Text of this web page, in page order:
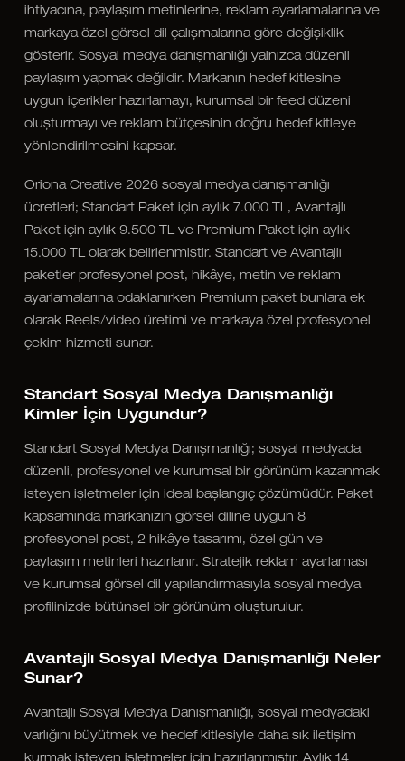
ihtiyacına, paylaşım metinlerine, reklam ayarlamalarına ve
markaya özel görsel dil çalışmalarına göre değişiklik
gösterir. Sosyal medya danışmanlığı yalnızca düzenli
paylaşım yapmak değildir. Markanın hedef kitlesine
uygun içerikler hazırlamayı, kurumsal bir feed düzeni
oluşturmayı ve reklam bütçesinin doğru hedef kitleye
yönlendirilmesini kapsar.
Oriona Creative 2026 sosyal medya danışmanlığı
ücretleri; Standart Paket için aylık 7.000 TL, Avantajlı
Paket için aylık 9.500 TL ve Premium Paket için aylık
15.000 TL olarak belirlenmiştir. Standart ve Avantajlı
paketler profesyonel post, hikâye, metin ve reklam
ayarlamalarına odaklanırken Premium paket bunlara ek
olarak Reels/video üretimi ve markaya özel profesyonel
çekim hizmeti sunar.
Standart Sosyal Medya Danışmanlığı
Kimler İçin Uygundur?
Standart Sosyal Medya Danışmanlığı; sosyal medyada
düzenli, profesyonel ve kurumsal bir görünüm kazanmak
isteyen işletmeler için ideal başlangıç çözümüdür. Paket
kapsamında markanızın görsel diline uygun 8
profesyonel post, 2 hikâye tasarımı, özel gün ve
paylaşım metinleri hazırlanır. Stratejik reklam ayarlaması
ve kurumsal görsel dil yapılandırmasıyla sosyal medya
profilinizde bütünsel bir görünüm oluşturulur.
Avantajlı Sosyal Medya Danışmanlığı Neler
Sunar?
Avantajlı Sosyal Medya Danışmanlığı, sosyal medyadaki
varlığını büyütmek ve hedef kitlesiyle daha sık iletişim